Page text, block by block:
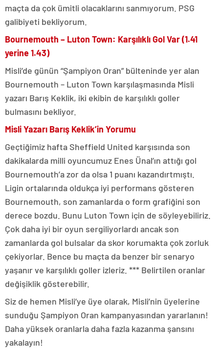
maçta da çok ümitli olacaklarını sanmıyorum. PSG
galibiyeti bekliyorum.
Bournemouth – Luton Town: Karşılıklı Gol Var (1.41
yerine 1.43)
Misli’de günün “Şampiyon Oran” bülteninde yer alan
Bournemouth – Luton Town karşılaşmasında Misli
yazarı Barış Keklik, iki ekibin de karşılıklı goller
bulmasını bekliyor.
Misli Yazarı Barış Keklik’in Yorumu
Geçtiğimiz hafta Sheffield United karşısında son
dakikalarda milli oyuncumuz Enes Ünal’ın attığı gol
Bournemouth’a zor da olsa 1 puanı kazandırtmıştı.
Ligin ortalarında oldukça iyi performans gösteren
Bournemouth, son zamanlarda o form grafiğini son
derece bozdu. Bunu Luton Town için de söyleyebiliriz.
Çok daha iyi bir oyun sergiliyorlardı ancak son
zamanlarda gol bulsalar da skor korumakta çok zorluk
çekiyorlar. Bence bu maçta da benzer bir senaryo
yaşanır ve karşılıklı goller izleriz. *** Belirtilen oranlar
değişiklik gösterebilir.
Siz de hemen Misli’ye üye olarak, Misli’nin üyelerine
sunduğu Şampiyon Oran kampanyasından yararlanın!
Daha yüksek oranlarla daha fazla kazanma şansını
yakalayın!